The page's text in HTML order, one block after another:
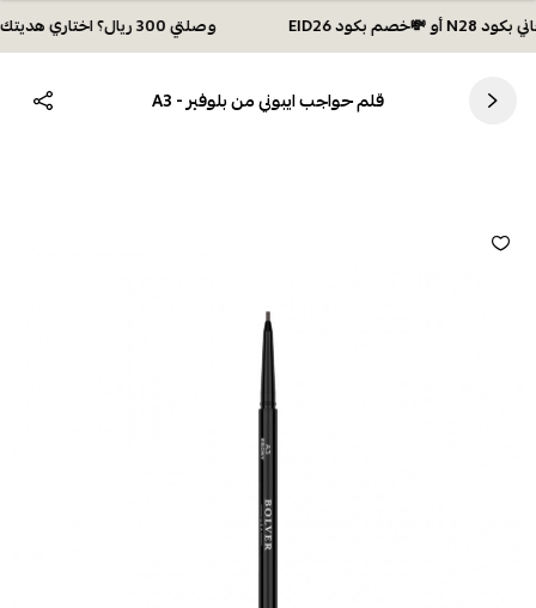
وصلتي 300 ريال؟ اختاري هديتك :🏍 شحن مجاني بكود N28 أو 💸خصم بكود EID26
قلم حواجب ايبوني من بلوفير - A3